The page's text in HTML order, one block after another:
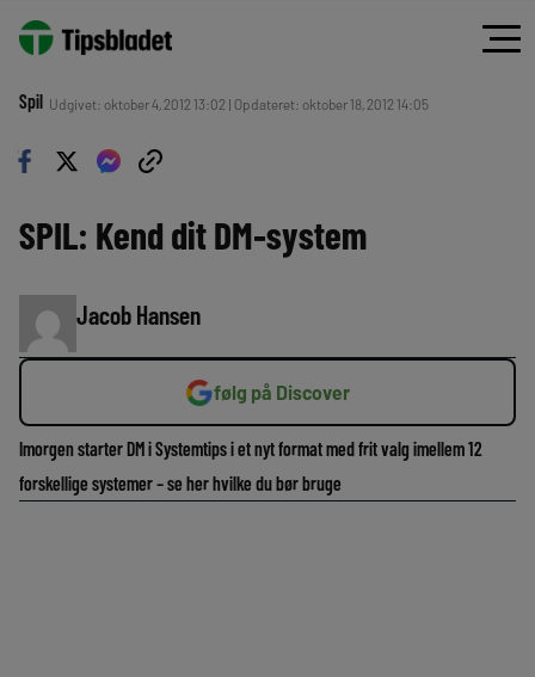
Spil Udgivet: oktober 4, 2012 13:02 | Opdateret: oktober 18, 2012 14:05
SPIL: Kend dit DM-system
Jacob Hansen
følg på Discover
Imorgen starter DM i Systemtips i et nyt format med frit valg imellem 12
forskellige systemer – se her hvilke du bør bruge